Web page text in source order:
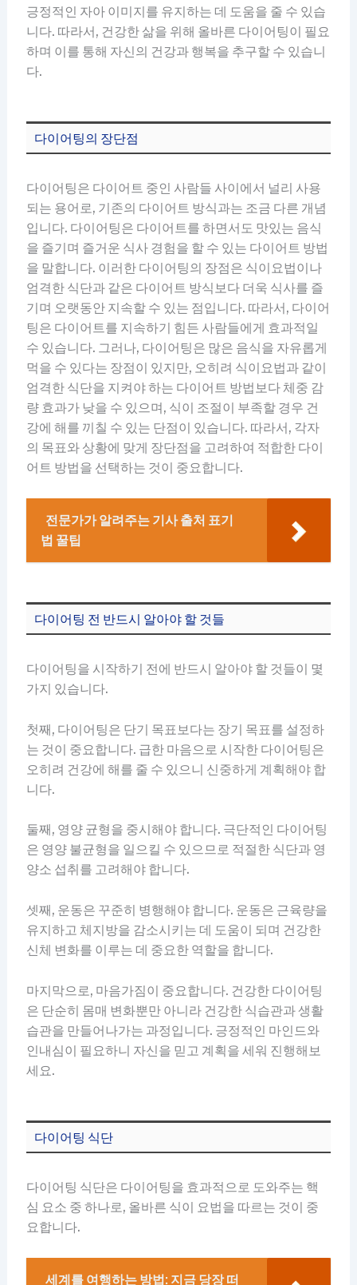
긍정적인 자아 이미지를 유지하는 데 도움을 줄 수 있습
니다. 따라서, 건강한 삶을 위해 올바른 다이어팅이 필요
하며 이를 통해 자신의 건강과 행복을 추구할 수 있습니
다.
다이어팅의 장단점
다이어팅은 다이어트 중인 사람들 사이에서 널리 사용
되는 용어로, 기존의 다이어트 방식과는 조금 다른 개념
입니다. 다이어팅은 다이어트를 하면서도 맛있는 음식
을 즐기며 즐거운 식사 경험을 할 수 있는 다이어트 방법
을 말합니다. 이러한 다이어팅의 장점은 식이요법이나
엄격한 식단과 같은 다이어트 방식보다 더욱 식사를 즐
기며 오랫동안 지속할 수 있는 점입니다. 따라서, 다이어
팅은 다이어트를 지속하기 힘든 사람들에게 효과적일
수 있습니다. 그러나, 다이어팅은 많은 음식을 자유롭게
먹을 수 있다는 장점이 있지만, 오히려 식이요법과 같이
엄격한 식단을 지켜야 하는 다이어트 방법보다 체중 감
량 효과가 낮을 수 있으며, 식이 조절이 부족할 경우 건
강에 해를 끼칠 수 있는 단점이 있습니다. 따라서, 각자
의 목표와 상황에 맞게 장단점을 고려하여 적합한 다이
어트 방법을 선택하는 것이 중요합니다.
전문가가 알려주는 기사 출처 표기
법 꿀팁
다이어팅 전 반드시 알아야 할 것들
다이어팅을 시작하기 전에 반드시 알아야 할 것들이 몇
가지 있습니다.
첫째, 다이어팅은 단기 목표보다는 장기 목표를 설정하
는 것이 중요합니다. 급한 마음으로 시작한 다이어팅은
오히려 건강에 해를 줄 수 있으니 신중하게 계획해야 합
니다.
둘째, 영양 균형을 중시해야 합니다. 극단적인 다이어팅
은 영양 불균형을 일으킬 수 있으므로 적절한 식단과 영
양소 섭취를 고려해야 합니다.
셋째, 운동은 꾸준히 병행해야 합니다. 운동은 근육량을
유지하고 체지방을 감소시키는 데 도움이 되며 건강한
신체 변화를 이루는 데 중요한 역할을 합니다.
마지막으로, 마음가짐이 중요합니다. 건강한 다이어팅
은 단순히 몸매 변화뿐만 아니라 건강한 식습관과 생활
습관을 만들어나가는 과정입니다. 긍정적인 마인드와
인내심이 필요하니 자신을 믿고 계획을 세워 진행해보
세요.
다이어팅 식단
다이어팅 식단은 다이어팅을 효과적으로 도와주는 핵
심 요소 중 하나로, 올바른 식이 요법을 따르는 것이 중
요합니다.
세계를 여행하는 방법: 지금 당장 떠